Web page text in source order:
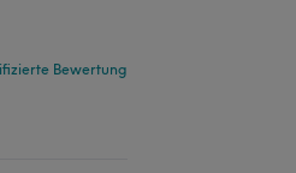
Bewertung